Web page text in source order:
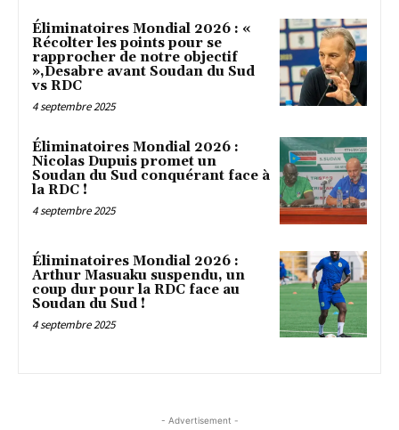
Éliminatoires Mondial 2026 : «
Récolter les points pour se
rapprocher de notre objectif
»,Desabre avant Soudan du Sud
vs RDC
4 septembre 2025
Éliminatoires Mondial 2026 :
Nicolas Dupuis promet un
Soudan du Sud conquérant face à
la RDC !
4 septembre 2025
Éliminatoires Mondial 2026 :
Arthur Masuaku suspendu, un
coup dur pour la RDC face au
Soudan du Sud !
4 septembre 2025
- Advertisement -